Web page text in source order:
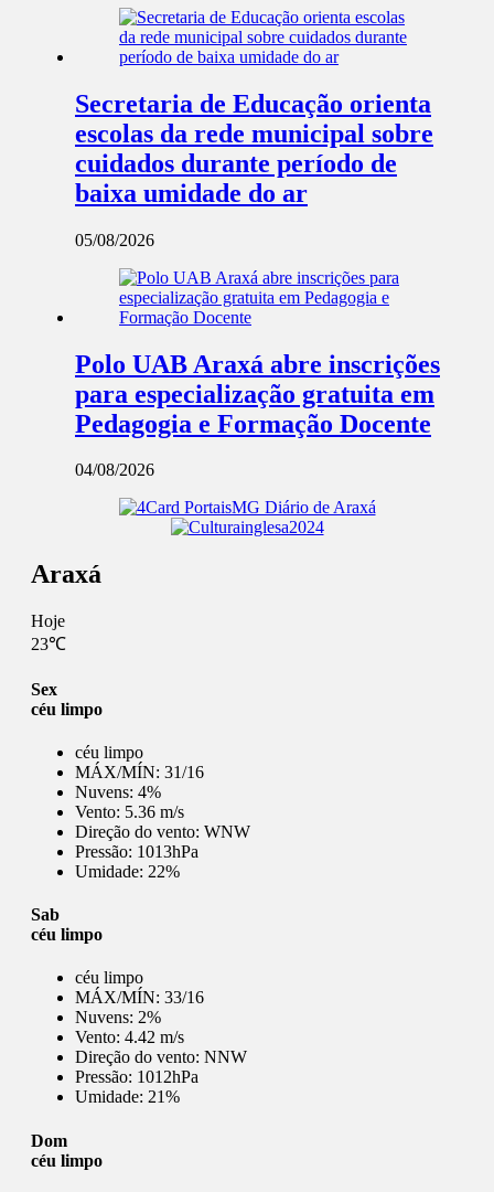
Secretaria de Educação orienta
escolas da rede municipal sobre
cuidados durante período de
baixa umidade do ar
05/08/2026
Polo UAB Araxá abre inscrições
para especialização gratuita em
Pedagogia e Formação Docente
04/08/2026
Araxá
Hoje
23℃
Sex
céu limpo
céu limpo
MÁX/MÍN: 31/16
Nuvens: 4%
Vento: 5.36 m/s
Direção do vento: WNW
Pressão: 1013hPa
Umidade: 22%
Sab
céu limpo
céu limpo
MÁX/MÍN: 33/16
Nuvens: 2%
Vento: 4.42 m/s
Direção do vento: NNW
Pressão: 1012hPa
Umidade: 21%
Dom
céu limpo